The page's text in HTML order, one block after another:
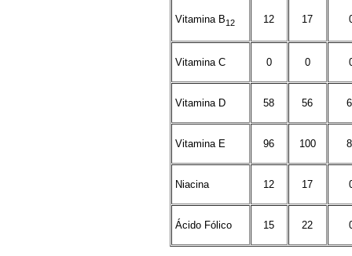
Vitamina B12 12 17
Vitamina C 0 0
Vitamina D 58 56
Vitamina E 96 100
Niacina 12 17
Ácido Fólico 15 22